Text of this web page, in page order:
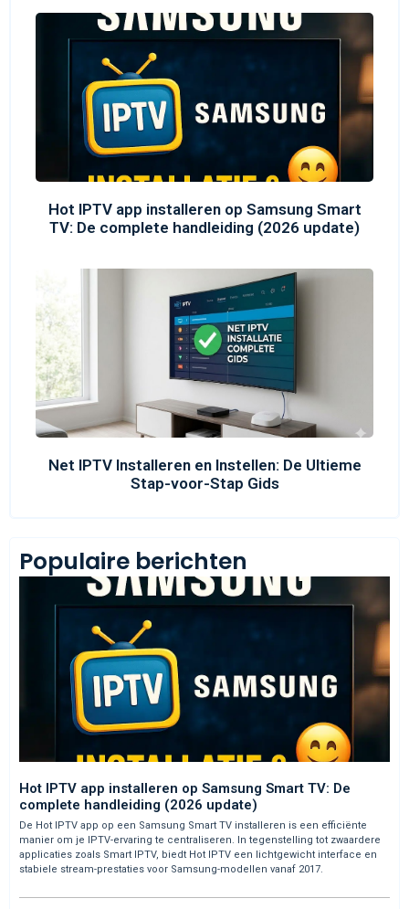
Hot IPTV app installeren op Samsung Smart
TV: De complete handleiding (2026 update)
Net IPTV Installeren en Instellen: De Ultieme
Stap-voor-Stap Gids
Populaire berichten
Hot IPTV app installeren op Samsung Smart TV: De
complete handleiding (2026 update)
De Hot IPTV app op een Samsung Smart TV installeren is een efficiënte
manier om je IPTV-ervaring te centraliseren. In tegenstelling tot zwaardere
applicaties zoals Smart IPTV, biedt Hot IPTV een lichtgewicht interface en
stabiele stream-prestaties voor Samsung-modellen vanaf 2017.